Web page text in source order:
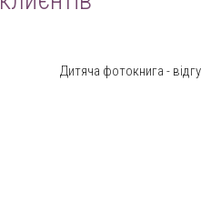
Дитяча фотокнига -